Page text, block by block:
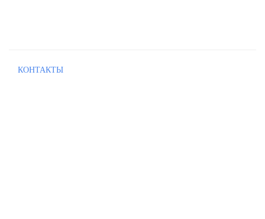
КОНТАКТЫ